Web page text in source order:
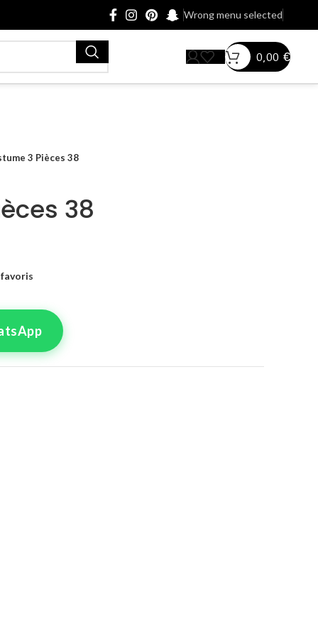
Wrong menu selected
0,00€
3 Pièces 38
38